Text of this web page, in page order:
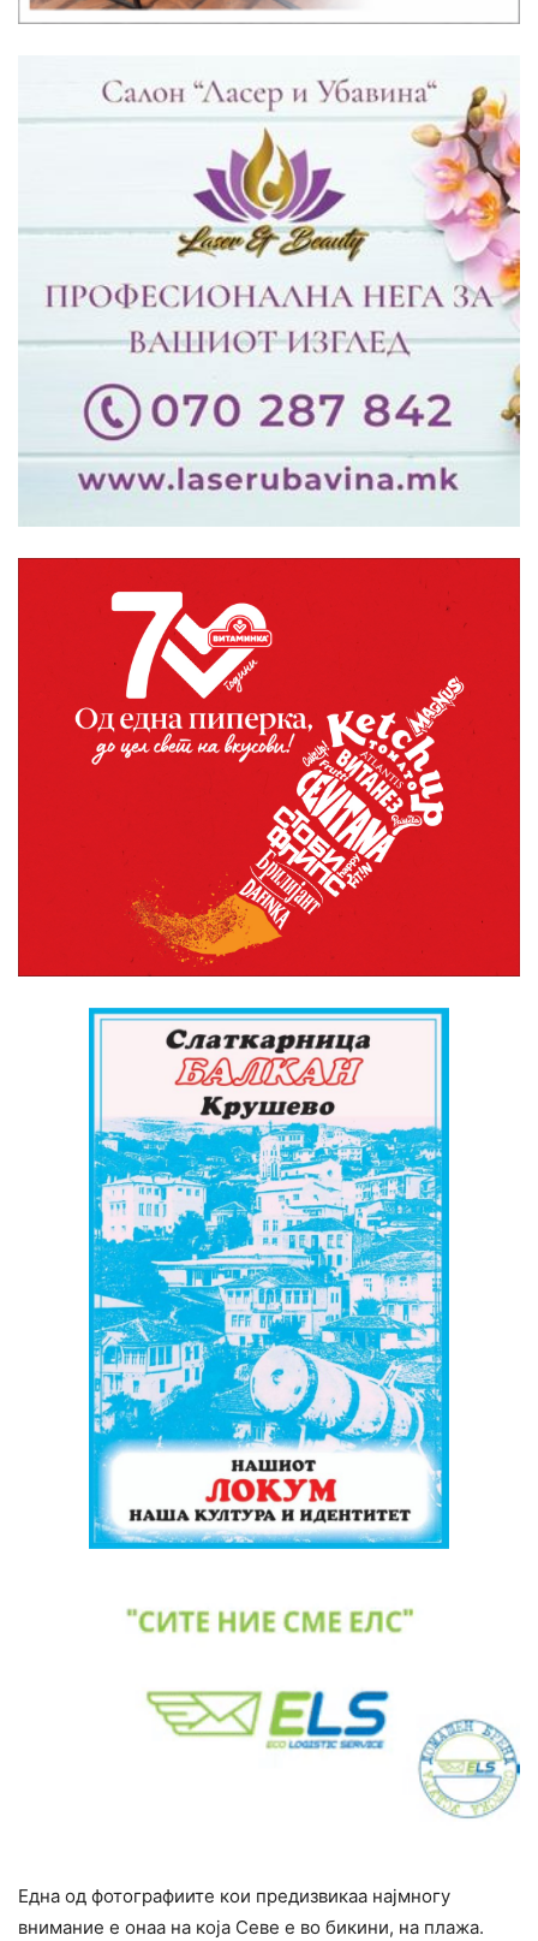
Една од фотографиите кои предизвикаа најмногу
внимание е онаа на која Севе е во бикини, на плажа.